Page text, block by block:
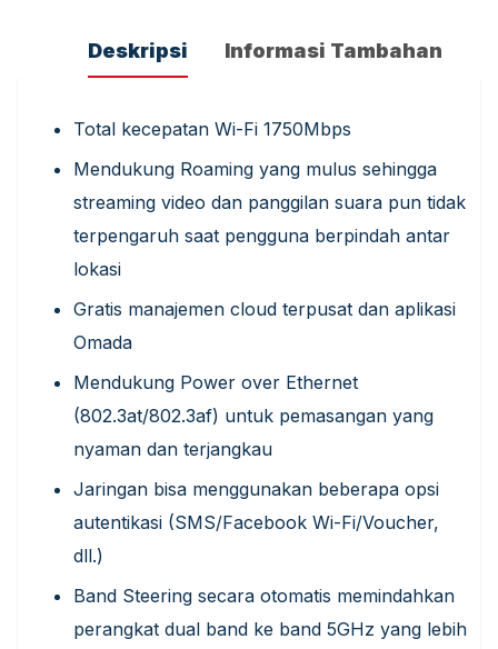
Deskripsi Informasi Tambahan
Total kecepatan Wi-Fi 1750Mbps
Mendukung Roaming yang mulus sehingga
streaming video dan panggilan suara pun tidak
terpengaruh saat pengguna berpindah antar
lokasi
Gratis manajemen cloud terpusat dan aplikasi
Omada
Mendukung Power over Ethernet
(802.3at/802.3af) untuk pemasangan yang
nyaman dan terjangkau
Jaringan bisa menggunakan beberapa opsi
autentikasi (SMS/Facebook Wi-Fi/Voucher,
dll.)
Band Steering secara otomatis memindahkan
perangkat dual band ke band 5GHz yang lebih